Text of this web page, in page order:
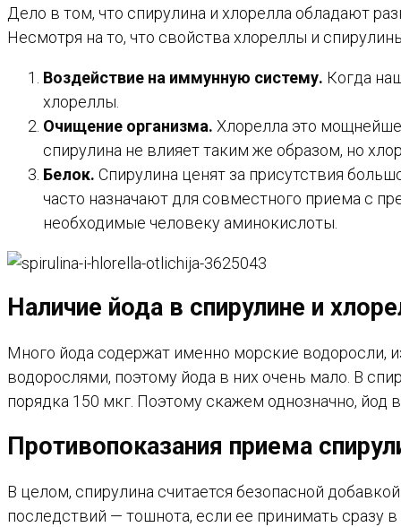
Дело в том, что спирулина и хлорелла обладают
Несмотря на то, что свойства хлореллы и
Воздействие на иммунную систему. Когда
хлореллы.
Очищение организма. Хлорелла это
спирулина не влияет таким же образом, но
Белок. Спирулина ценят за присутствия
часто назначают для совместного приема с
необходимые человеку аминокислоты.
Наличие йода в спирулине и
Много йода содержат именно морские водоросли,
водорослями, поэтому йода в них очень мало. В
порядка 150 мкг. Поэтому скажем однозначно, йод
Противопоказания приема
В целом, спирулина считается безопасной
последствий — тошнота, если ее принимать сразу